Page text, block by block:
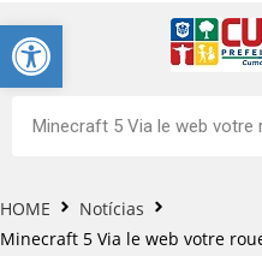
Barra de
HOME
Notícias
Minecraft 5 Via le web votre